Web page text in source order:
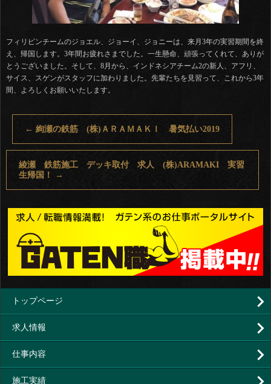
フィリピンチームのジョエル、ジョーイ、ジョニーは、来月3年の実習期間を終
え、帰国します。3年間お疲れさまでした。一生懸命、頑張ってくれて、ありが
とうございました。そして、8月から、インドネシアチーム2の新人、アフリ、
サイス、スゲンがスタッフに加わりました。先輩たちを見習って、これから3年
間、よろしくお願いいたします。
← 絢瀬の鉄筋 (株)ＡＲＡＭＡＫＩ 暑気払い2019
綾瀬 鉄筋施工 デッキ取付 求人 (株)ARAMAKI 実習
生帰国！
→
トップページ
求人情報
仕事内容
施工実績